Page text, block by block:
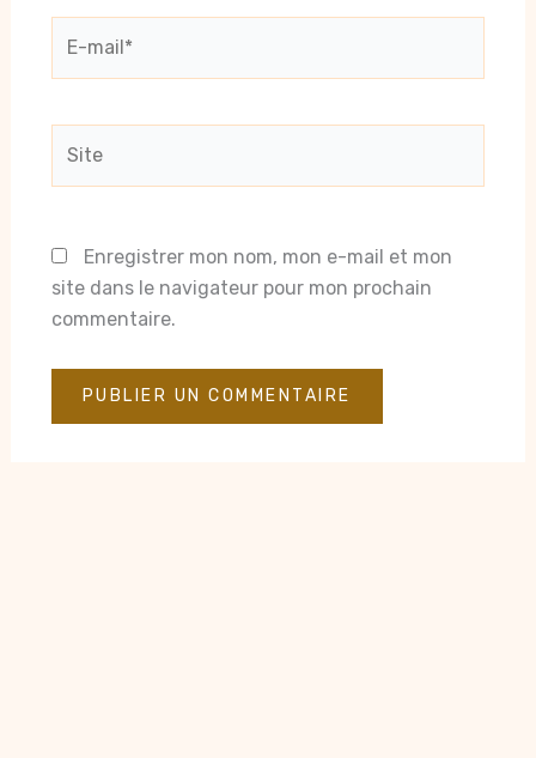
Enregistrer mon nom, mon e-mail et mon
site dans le navigateur pour mon prochain
commentaire.